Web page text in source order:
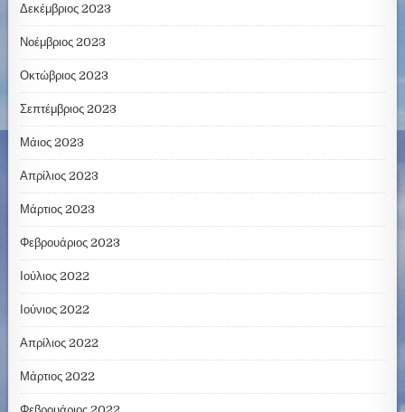
Δεκέμβριος 2023
Νοέμβριος 2023
Οκτώβριος 2023
Σεπτέμβριος 2023
Μάιος 2023
Απρίλιος 2023
Μάρτιος 2023
Φεβρουάριος 2023
Ιούλιος 2022
Ιούνιος 2022
Απρίλιος 2022
Μάρτιος 2022